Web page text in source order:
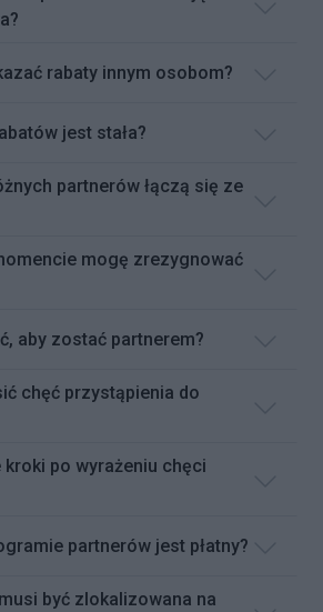
rabaty innym osobom?
jest stała?
partnerów łączą się ze
mogę zrezygnować
aby zostać partnerem?
chęć przystąpienia do
po wyrażeniu chęci
partnerów jest płatny?
być zlokalizowana na